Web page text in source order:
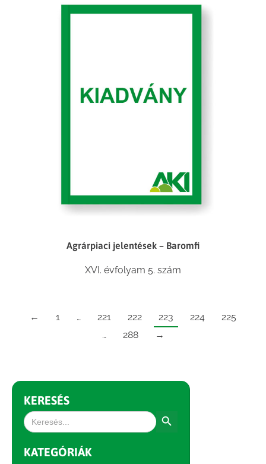
Agrárpiaci jelentések – Baromfi
XVI. évfolyam 5. szám
← 1 … 221 222 223 224
225
…
288 →
KERESÉS
Search
for:
KATEGÓRIÁK